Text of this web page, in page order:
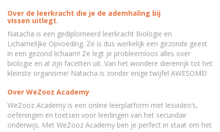
Over de leerkracht die je de ademhaling bij
vissen uitlegt.
Natacha is een gediplomeerd leerkracht Biologie en
Lichamelijke Opvoeding. Ze is dus werkelijk een gezonde geest
in een gezond lichaam! Ze legt je probleemloos alles over
biologie en al zijn facetten uit. Van het wondere dierenrijk tot het
kleinste organisme! Natacha is zonder enige twijfel AWESOME!
Over WeZooz Academy
WeZooz Academy is een online leerplatform met lesvideo’s,
oefeningen en toetsen voor leerlingen van het secundair
onderwijs. Met WeZooz Academy ben je perfect in staat om het